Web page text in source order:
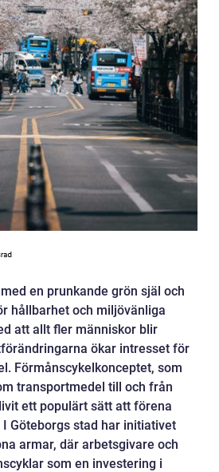
en prunkande grön själ och
hållbarhet och miljövänliga
att allt fler människor blir
ökar intresset för
Förmånscykelkonceptet, som
transportmedel till och från
ett populärt sätt att förena
Göteborgs stad har initiativet
armar, där arbetsgivare och
som en investering i